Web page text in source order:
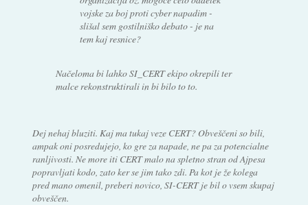
vojske za boj proti cyber napadim -
slišal sem gostilniško debato - je na
tem kaj resnice?
Načeloma bi lahko SI_CERT ekipo okrepili ter
malce rekonstruktirali in bi bilo to to.
Dej nehaj bluziti. Kaj ma tukaj veze CERT? Obveščeni so bili,
ampak oni posredujejo, ko gre za napade, ne pa za potencialne
ranljivosti. Ne more iti CERT malo na spletno stran od Ajpesa
popravljati kodo, zato ker se jim tako zdi. Pa kot je že kolega
pred mano omenil, preberi novico, SI-CERT je bil o vsem skupaj
obveščen.